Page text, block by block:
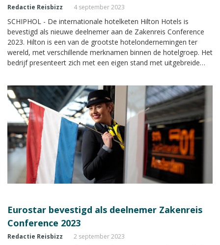
Redactie Reisbizz 4 september 2023
SCHIPHOL - De internationale hotelketen Hilton Hotels is
bevestigd als nieuwe deelnemer aan de Zakenreis Conference
2023. Hilton is een van de grootste hotelondernemingen ter
wereld, met verschillende merknamen binnen de hotelgroep. Het
bedrijf presenteert zich met een eigen stand met uitgebreide
Eurostar bevestigd als deelnemer Zakenreis
Conference 2023
Redactie Reisbizz 2 september 2023